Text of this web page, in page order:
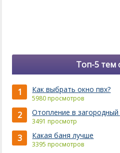
Топ-5 тем
1 Как выбрать окно пвх?
5980 просмотров
2 Отопление в
3491 просмотр
3 Какая баня лучше
3395 просмотров